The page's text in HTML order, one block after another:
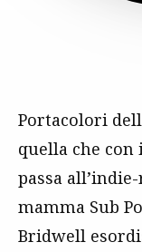
Portacolori
quella che
passa
mamma Sub
Bridwell